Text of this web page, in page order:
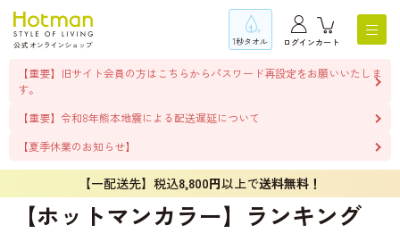
1秒タオル ログインカート
【重要】旧サイト会員の方はこちらからパスワード再設定をお願いいたしま
す。
【重要】令和8年熊本地震による配送遅延について
【夏季休業のお知らせ】
【一配送先】税込8,800円以上で送料無料！
【ホットマンカラー】ランキング